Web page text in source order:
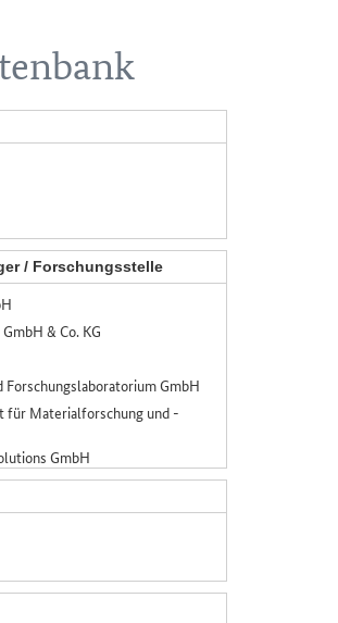
/ Forschungsstelle
& Co. KG
GmbH
für Materialforschung und -
GmbH
angewandte
(ZAE Bayern)
GmbH